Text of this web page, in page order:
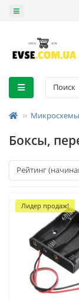
Боксы,
Лидер продаж!